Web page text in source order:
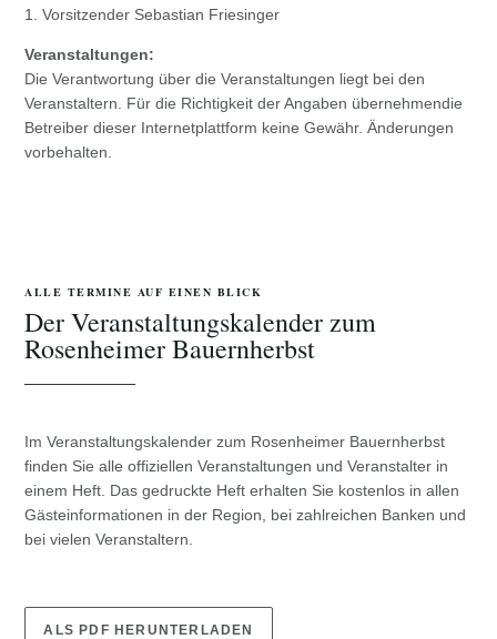
1. Vorsitzender Sebastian Friesinger
Veranstaltungen:
Die Verantwortung über die Veranstaltungen liegt bei den
Veranstaltern. Für die Richtigkeit der Angaben übernehmendie
Betreiber dieser Internetplattform keine Gewähr. Änderungen
vorbehalten.
ALLE TERMINE AUF EINEN BLICK
Der Veranstaltungskalender zum
Rosenheimer Bauernherbst
Im Veranstaltungskalender zum Rosenheimer Bauernherbst
finden Sie alle offiziellen Veranstaltungen und Veranstalter in
einem Heft. Das gedruckte Heft erhalten Sie kostenlos in allen
Gästeinformationen in der Region, bei zahlreichen Banken und
bei vielen Veranstaltern.
ALS PDF HERUNTERLADEN